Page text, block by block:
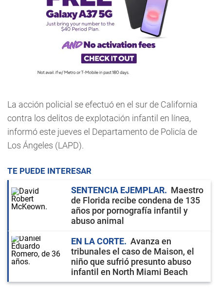
La acción policial se efectuó en el sur de California
contra los delitos de explotación infantil en línea,
informó este jueves el Departamento de Policía de
Los Ángeles (LAPD).
TE PUEDE INTERESAR
SENTENCIA EJEMPLAR
Maestro
de Florida recibe condena de 135
años por pornografía infantil y
abuso animal
EN LA CORTE
Avanza en
tribunales el caso de Maison, el
niño que sufrió presunto abuso
infantil en North Miami Beach